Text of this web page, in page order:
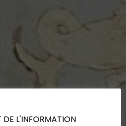
DE L'INFORMATION